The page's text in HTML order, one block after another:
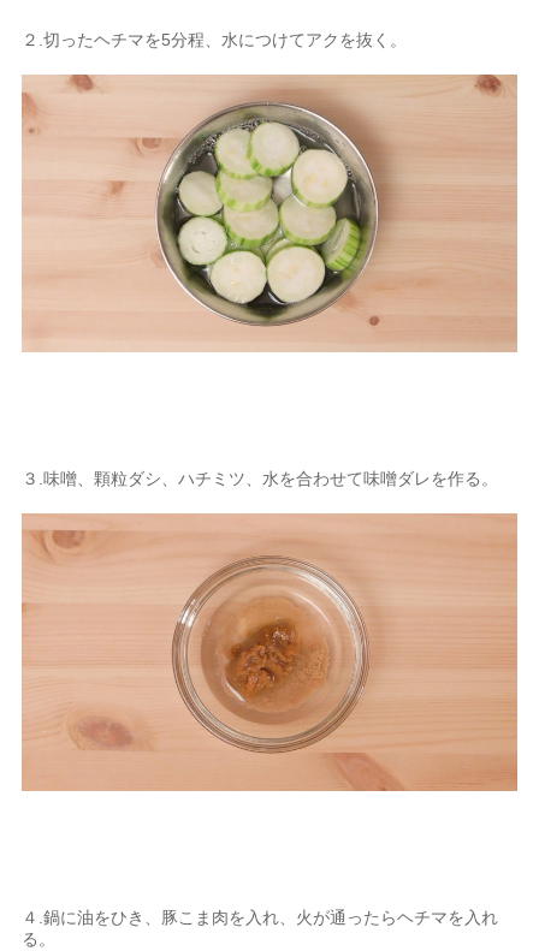
２.切ったヘチマを5分程、水につけてアクを抜く。
３.味噌、顆粒ダシ、ハチミツ、水を合わせて味噌ダレを作る。
４.鍋に油をひき、豚こま肉を入れ、火が通ったらヘチマを入れ
る。